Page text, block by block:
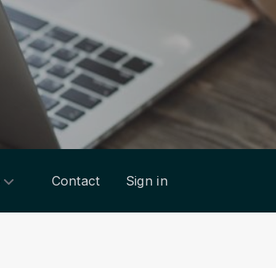
Contact Sign in